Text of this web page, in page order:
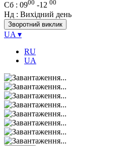
Сб : 0900 -12 00
Нд : Вихідний день
Зворотний виклик
UA ▾
RU
UA